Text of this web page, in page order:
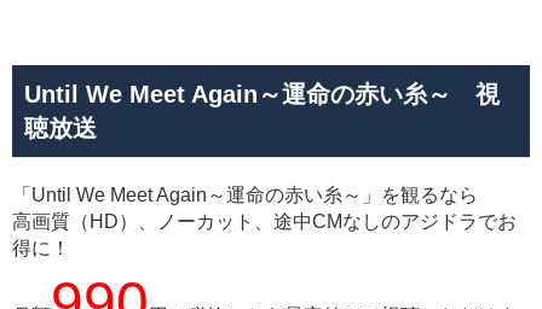
Until We Meet Again～運命の赤い糸～ 視
聴放送
「Until We Meet Again～運命の赤い糸～」を観るなら
高画質（HD）、ノーカット、途中CMなしのアジドラでお
得に！